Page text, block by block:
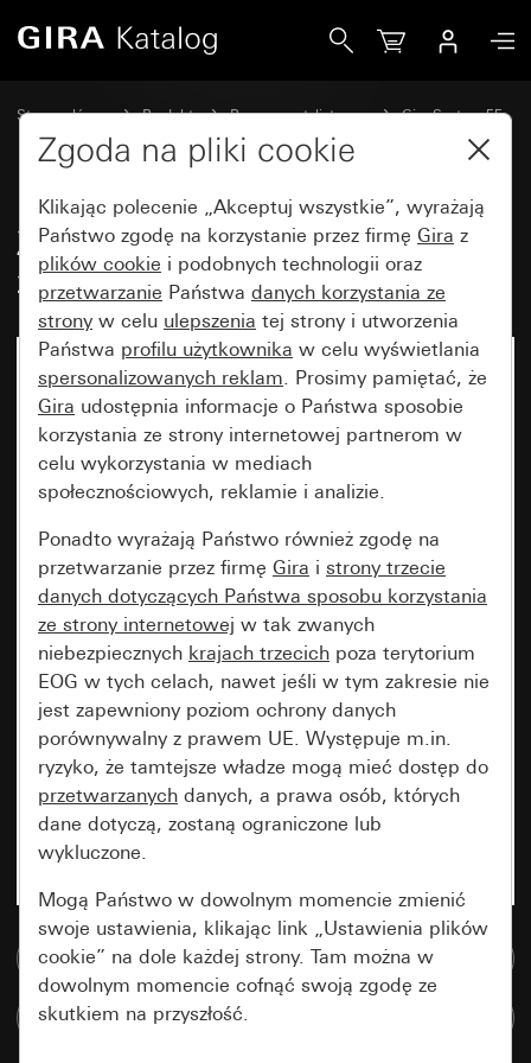
Strona główna Produkty Programy stylistyczne
Gira System 55
Zestawy klawiszy do systemów magistralnych
Zestaw klawiszy 6x (3+3)
z polem opisowym System 55
Do bazy danych multimedialnych
Porównaj artykuły
Zgoda na pliki cookie
Klikając polecenie „Akceptuj wszystkie”, wyrażają
Państwo zgodę na korzystanie przez firmę Gira z
plików cookie i podobnych technologii oraz
przetwarzanie Państwa danych korzystania ze
strony w celu ulepszenia tej strony i utworzenia
Państwa profilu użytkownika w celu wyświetlania
spersonalizowanych reklam. Prosimy pamiętać, że
Gira udostępnia informacje o Państwa sposobie
korzystania ze strony internetowej partnerom w
celu wykorzystania w mediach
społecznościowych, reklamie i analizie.
Ponadto wyrażają Państwo również zgodę na
przetwarzanie przez firmę Gira i strony trzecie
danych dotyczących Państwa sposobu korzystania
ze strony internetowej w tak zwanych
niebezpiecznych krajach trzecich poza terytorium
EOG w tych celach, nawet jeśli w tym zakresie nie
jest zapewniony poziom ochrony danych
porównywalny z prawem UE. Występuje m.in.
ryzyko, że tamtejsze władze mogą mieć dostęp do
przetwarzanych danych, a prawa osób, których
dane dotyczą, zostaną ograniczone lub
wykluczone.
Mogą Państwo w dowolnym momencie zmienić
swoje ustawienia, klikając link „Ustawienia plików
cookie” na dole każdej strony. Tam można w
dowolnym momencie cofnąć swoją zgodę ze
skutkiem na przyszłość.